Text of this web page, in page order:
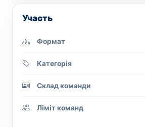
Участь
Формат
Категорія
Склад команди
Ліміт команд